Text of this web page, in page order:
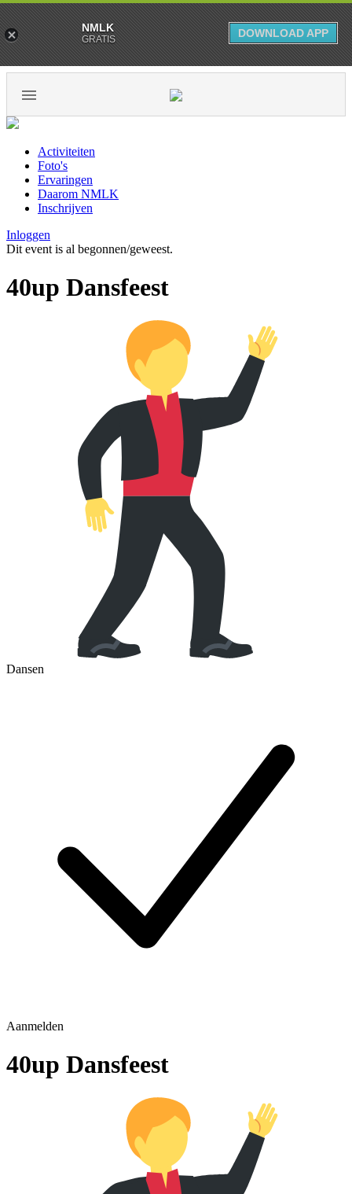
Activiteiten
Foto's
Ervaringen
Daarom NMLK
Inschrijven
Inloggen
Dit event is al begonnen/geweest.
40up Dansfeest
Dansen
Aanmelden
40up Dansfeest
NMLK
GRATIS DOWNLOAD APP